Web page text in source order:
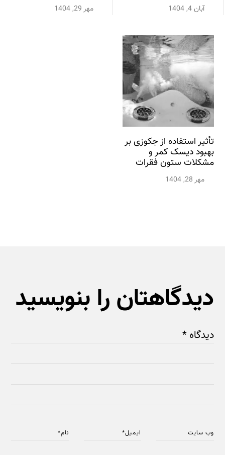
آبان 4, 1404 مهر 29, 1404
تأثیر استفاده از جکوزی بر
بهبود دیسک کمر و
مشکلات ستون فقرات
مهر 28, 1404
دیدگاهتان را بنویسید
دیدگاه*
نام* ایمیل* وب‌ سایت